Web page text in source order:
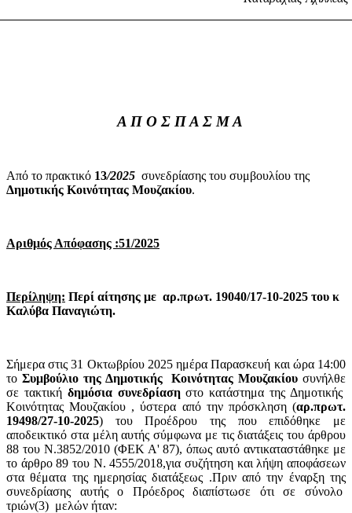
Α Π Ο Σ Π Α Σ Μ Α
Από το πρακτικό 13/2025 συνεδρίασης του συμβουλίου της
Δημοτικής Κοινότητας Μουζακίου.
Αριθμός Απόφασης :51/2025
Περίληψη: Περί αίτησης με αρ.πρωτ. 19040/17-10-2025 του κ
Καλύβα Παναγιώτη.
Σήμερα στις 31 Οκτωβρίου 2025 ημέρα Παρασκευή και ώρα 14:00
το Συμβούλιο της Δημοτικής Κοινότητας Μουζακίου συνήλθε
σε τακτική δημόσια συνεδρίασηστο κατάστημα της Δημοτικής
Κοινότητας Μουζακίου , ύστερα από την πρόσκληση (αρ.πρωτ.
19498/27-10-2025) του Προέδρου της που επιδόθηκε με
αποδεικτικό στα μέλη αυτής σύμφωνα με τις διατάξεις του άρθρου
88 του Ν.3852/2010 (ΦΕΚ Α' 87), όπως αυτό αντικαταστάθηκε με
το άρθρο 89 του Ν. 4555/2018,για συζήτηση και λήψη αποφάσεων
στα θέματα της ημερησίας διατάξεως .Πριν από την έναρξη της
συνεδρίασης αυτής ο Πρόεδρος διαπίστωσε ότι σε σύνολο
τριών(3) μελών ήταν: